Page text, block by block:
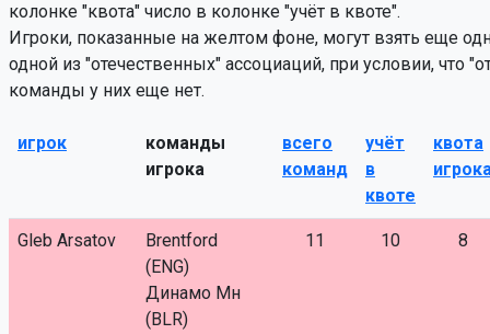
колонке "квота" число в колонке "учёт в квоте".
Игроки, показанные на желтом фоне, могут взять еще
одной из "отечественных" ассоциаций, при условии, что
команды у них еще нет.
игрок
команды
игрока
всего
команд
учёт
в
квоте
квота
Gleb Arsatov
Brentford
(ENG)
Динамо Мн
(BLR)
11 10 8